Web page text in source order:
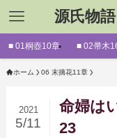
源氏物
■ 01桐壺10章 ■ 02帚木
ホーム 06 末摘花11章
命婦は
23
2021
5/11